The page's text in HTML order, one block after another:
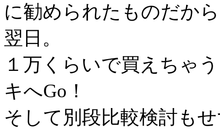
に勧められたものだか
翌日。
１万くらいで買えちゃ
キへGo！
そして別段比較検討も